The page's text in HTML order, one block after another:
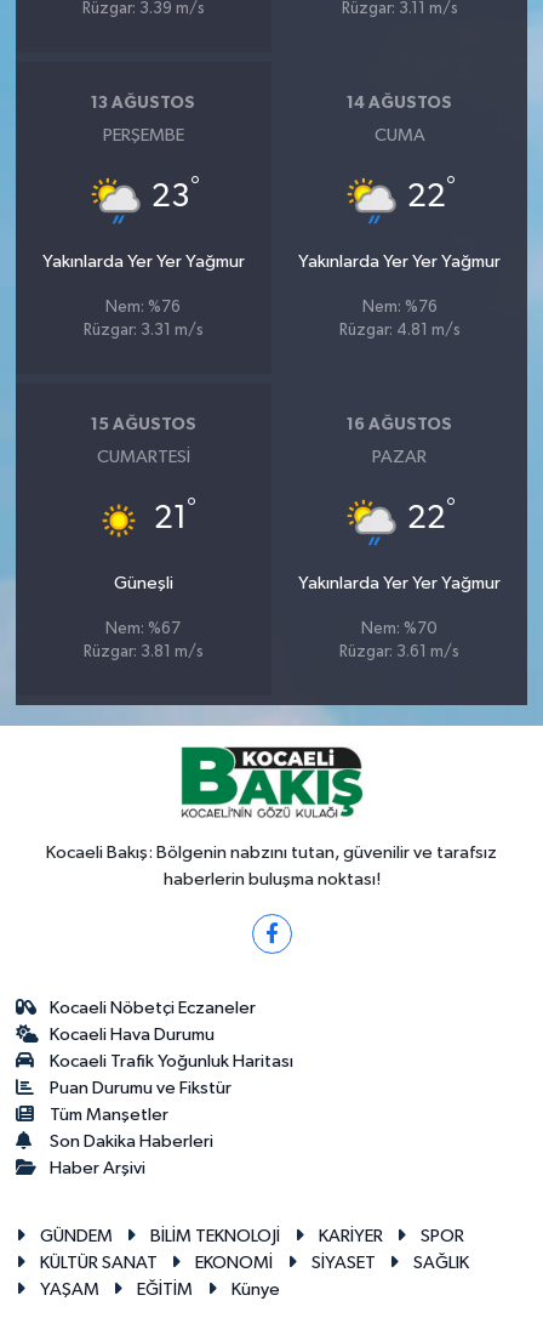
Rüzgar: 3.39 m/s
Rüzgar: 3.11 m/s
13 AĞUSTOS
PERŞEMBE
23°
Yakınlarda Yer Yer Yağmur
Nem: %76
Rüzgar: 3.31 m/s
14 AĞUSTOS
CUMA
22°
Yakınlarda Yer Yer Yağmur
Nem: %76
Rüzgar: 4.81 m/s
15 AĞUSTOS
CUMARTESI
21 °
Güneşli
Nem: %67
Rüzgar: 3.81 m/s
16 AĞUSTOS
PAZAR
22°
Yakınlarda Yer Yer Yağmur
Nem: %70
Rüzgar: 3.61 m/s
Kocaeli Bakış: Bölgenin nabzını tutan, güvenilir ve tarafsız
haberlerin buluşma noktası!
Kocaeli Nöbetçi Eczaneler
Kocaeli Hava Durumu
Kocaeli Trafik Yoğunluk Haritası
Puan Durumu ve Fikstür
Tüm Manşetler
Son Dakika Haberleri
Haber Arşivi
GÜNDEM BİLİM TEKNOLOJİ KARİYER
SPOR
KÜLTÜR SANAT
EKONOMİ SİYASET
SAĞLIK
YAŞAM
EĞİTİM Künye